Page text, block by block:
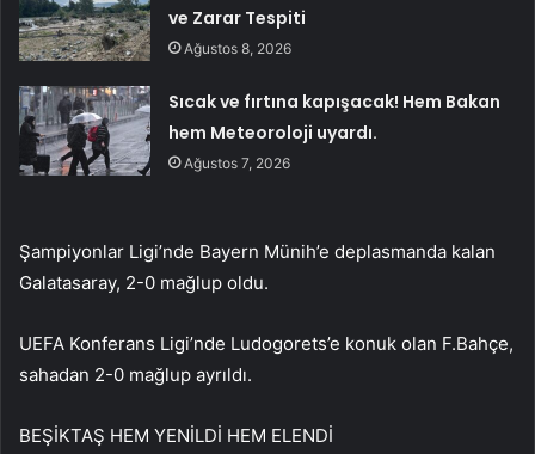
ve Zarar Tespiti
Ağustos 8, 2026
Sıcak ve fırtına kapışacak! Hem Bakan
hem Meteoroloji uyardı.
Ağustos 7, 2026
Şampiyonlar Ligi’nde Bayern Münih’e deplasmanda kalan
Galatasaray, 2-0 mağlup oldu.
UEFA Konferans Ligi’nde Ludogorets’e konuk olan F.Bahçe,
sahadan 2-0 mağlup ayrıldı.
BEŞİKTAŞ HEM YENİLDİ HEM ELENDİ